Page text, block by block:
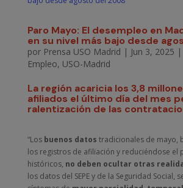
Paro Mayo: El desempleo en
en su nivel más bajo desde
por Prensa USO Madrid | Jun 3, 2025 |
Empleo, USO-Madrid
La región acaricia los 3,8
afiliados el último día del mes
ralentización de las
“Los buenos datos tradicionales de mayo,
los registros de afiliación y reduciéndose el
históricos, no deben ocultar otras
los datos del SEPE y de la Seguridad Social,